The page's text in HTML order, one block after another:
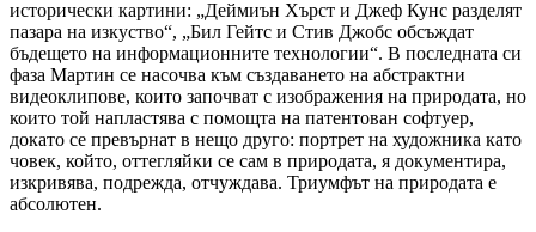
исторически картини: „Деймиън Хърст и Джеф Кунс разделят
пазара на изкуство“, „Бил Гейтс и Стив Джобс обсъждат
бъдещето на информационните технологии“. В последната си
фаза Мартин се насочва към създаването на абстрактни
видеоклипове, които започват с изображения на природата, но
които той напластява с помощта на патентован софтуер,
докато се превърнат в нещо друго: портрет на художника като
човек, който, оттегляйки се сам в природата, я документира,
изкривява, подрежда, отчуждава. Триумфът на природата е
абсолютен.